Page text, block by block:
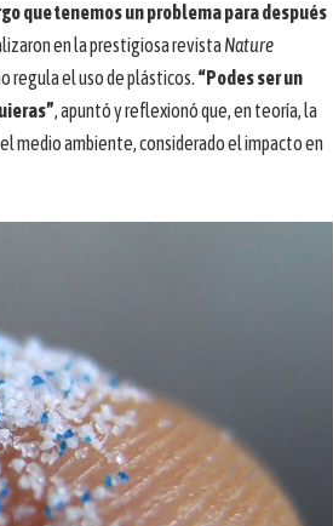
que tenemos un problema para después
en la prestigiosa revistaNature
regula el uso de plásticos. “Podes ser un
, apuntó y reflexionó que, en teoría, la
medio ambiente, considerado el impacto en